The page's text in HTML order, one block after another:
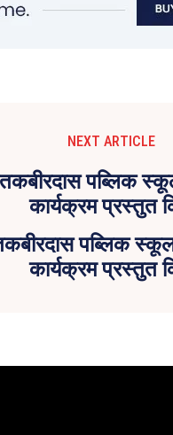
NEXT ARTICLE
पब्लिक
कार्यक्रम प्रस्तुत